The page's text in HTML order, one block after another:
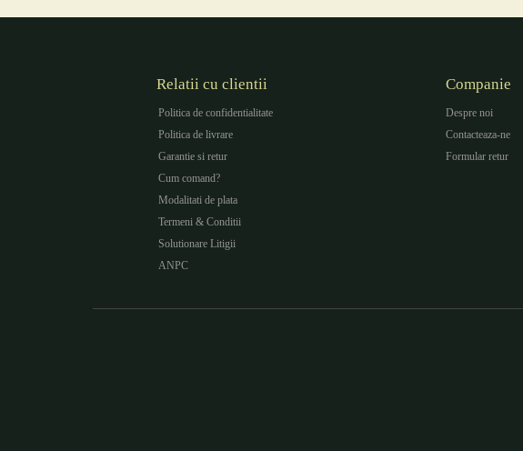
Relatii cu clientii
Politica de confidentialitate
Politica de livrare
Garantie si retur
Cum comand?
Modalitati de plata
Termeni & Conditii
Solutionare Litigii
ANPC
Companie
Despre noi
Contacteaza-ne
Formular retur